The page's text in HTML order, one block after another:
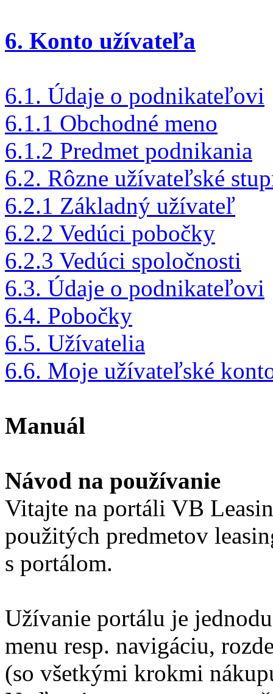
6. Konto užívateľa
6.1. Údaje o podnikateľovi
6.1.1 Obchodné meno
6.1.2 Predmet podnikania
6.2. Rôzne užívateľské
6.2.1 Základný užívateľ
6.2.2 Vedúci pobočky
6.2.3 Vedúci spoločnosti
6.3. Údaje o podnikateľovi
6.4. Pobočky
6.5. Užívatelia
6.6. Moje užívateľské
Manuál
Návod na používanie
Vitajte na portáli VB
použitých predmetov
s portálom.
Užívanie portálu je
menu resp. navigáciu,
(so všetkými krokmi